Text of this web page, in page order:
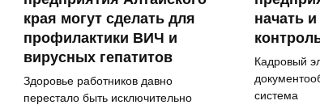
края могут сделать для
профилактики ВИЧ и
вирусных гепатитов
Здоровье работников давно
перестало быть исключительно
начать
Кадровый
система